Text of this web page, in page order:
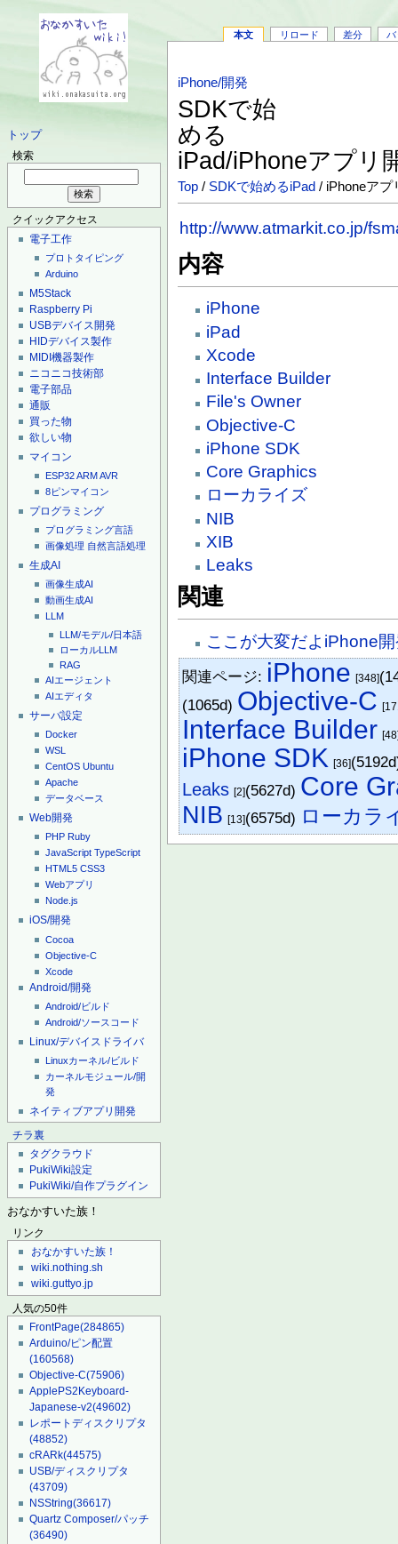
トップ
検索
クイックアクセス
電子工作
プロトタイピング
Arduino
M5Stack
Raspberry Pi
USBデバイス開発
HIDデバイス製作
MIDI機器製作
ニコニコ技術部
電子部品
通販
買った物
欲しい物
マイコン
ESP32ARMAVR
8ピンマイコン
プログラミング
プログラミング言語
画像処理 自然言語処理
生成AI
画像生成AI
動画生成AI
LLM
LLM/モデル/日本語
ローカルLLM
RAG
AIエージェント
AIエディタ
サーバ設定
Docker
WSL
CentOS Ubuntu
Apache
データベース
Web開発
PHP Ruby
JavaScript TypeScript
HTML5 CSS3
Webアプリ
Node.js
iOS/開発
Cocoa
Objective-C
Xcode
Android/開発
Android/ビルド
Android/ソースコード
Linux/デバイスドライバ
Linuxカーネル/ビルド
カーネルモジュール/開
発
ネイティブアプリ開発
チラ裏
タグクラウド
PukiWiki設定
PukiWiki/自作プラグイン
おなかすいた族！
リンク
おなかすいた族！
wiki.nothing.sh
wiki.guttyo.jp
人気の50件
FrontPage(284865)
Arduino/ピン配置
(160568)
Objective-C(75906)
ApplePS2Keyboard-
Japanese-v2(49602)
レポートディスクリプタ
(48852)
cRARk(44575)
USB/ディスクリプタ
(43709)
NSString(36617)
Quartz Composer/パッチ
(36490)
本文 リロード 差分 バ
iPhone/開発
SDKで始
める
iPad/iPhoneアプリ
Top / SDKで始めるiPad / iPhoneアプ
http://www.atmarkit.co.jp/
内容
iPhone
iPad
Xcode
Interface Builder
File's Owner
Objective-C
iPhone SDK
Core Graphics
ローカライズ
NIB
XIB
Leaks
関連
ここが大変だよiPhone
関連ページ: iPhone [348]
(1065d) Objective-C
Interface Builder
iPhone SDK [36]
Leaks [2](5627d) Core
NIB [13](6575d) ローカラ